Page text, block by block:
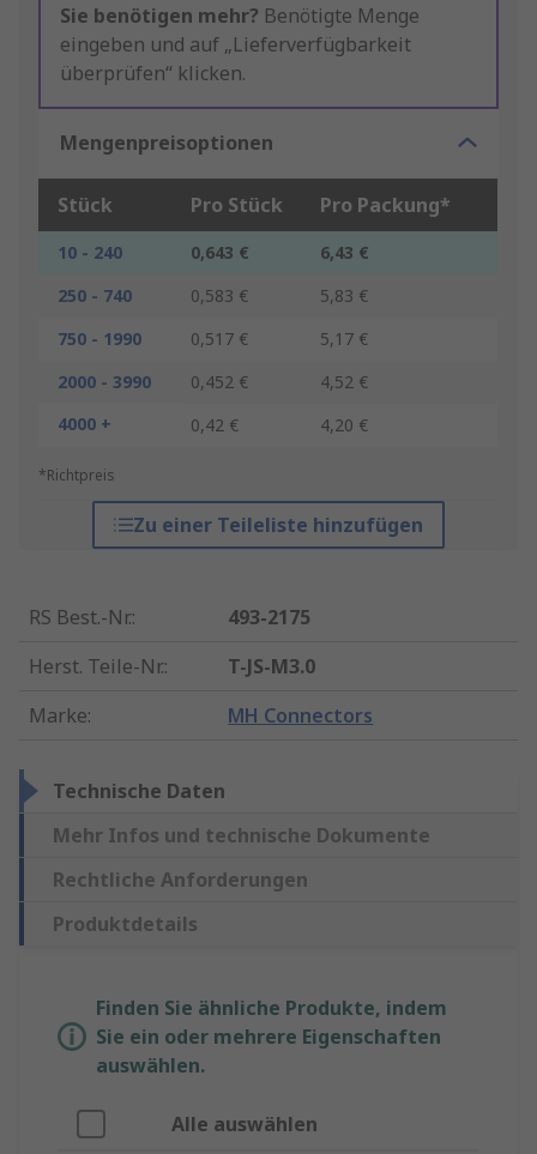
Sie benötigen mehr? Benötigte Menge
eingeben und auf „Lieferverfügbarkeit
überprüfen“ klicken.
Mengenpreisoptionen
Stück Pro Stück Pro Packung*
10 - 240 0,643 €
6,43 €
250 - 740
0,583 €
5,83 €
750 - 1990
0,517 €
5,17 €
2000 - 3990
0,452 €
4,52 €
4000 +
0,42 € 4,20 €
*Richtpreis
Zu einer Teileliste hinzufügen
RS Best.-Nr.:
493-2175
Herst. Teile-Nr.:
T-JS-M3.0
Marke: MH Connectors
Technische Daten
Mehr Infos und technische Dokumente
Rechtliche Anforderungen
Produktdetails
Finden Sie ähnliche Produkte, indem
Sie ein oder mehrere Eigenschaften
auswählen.
Alle auswählen